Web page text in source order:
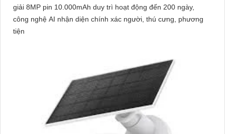
giải 8MP pin 10.000mAh duy trì hoạt động đến 200 ngày,
công nghệ AI nhận diện chính xác người, thú cưng, phương
tiện